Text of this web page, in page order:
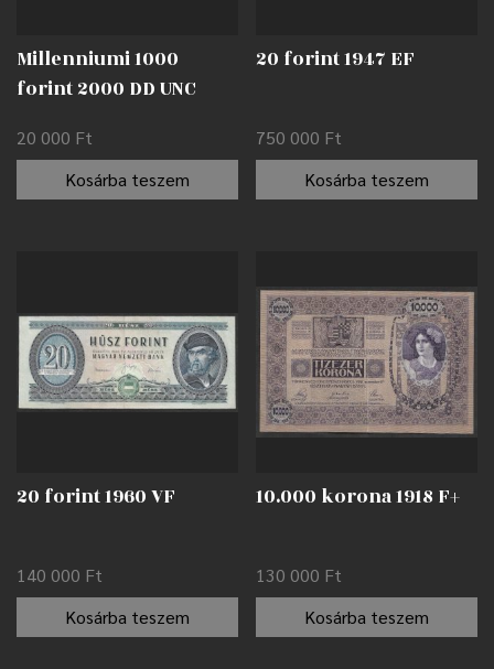
Millenniumi 1000
forint 2000 DD UNC
20 000 Ft
Kosárba teszem
20 forint 1947 EF
750 000 Ft
Kosárba teszem
20 forint 1960 VF
140 000 Ft
Kosárba teszem
10.000 korona 1918 F+
130 000 Ft
Kosárba teszem